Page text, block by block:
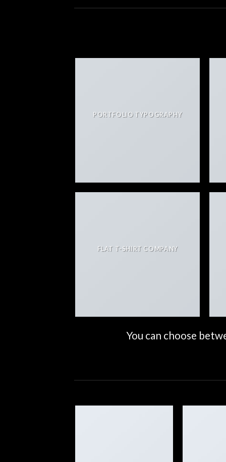
PORTFOLIO TYPOGRAPHY
FLAT T-SHIRT COMPANY
You can choose